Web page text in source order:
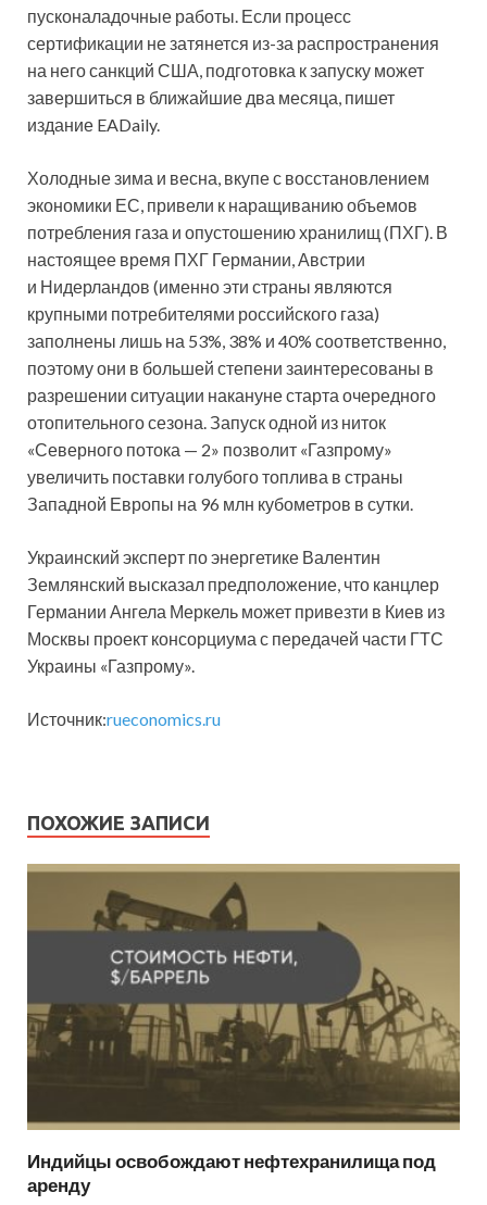
пусконаладочные работы. Если процесс
сертификации не затянется из-за распространения
на него санкций США, подготовка к запуску может
завершиться в ближайшие два месяца, пишет
издание EADaily.
Холодные зима и весна, вкупе с восстановлением
экономики ЕС, привели к наращиванию объемов
потребления газа и опустошению хранилищ (ПХГ). В
настоящее время ПХГ Германии, Австрии
и Нидерландов (именно эти страны являются
крупными потребителями российского газа)
заполнены лишь на 53%, 38% и 40% соответственно,
поэтому они в большей степени заинтересованы в
разрешении ситуации накануне старта очередного
отопительного сезона. Запуск одной из ниток
«Северного потока — 2» позволит «Газпрому»
увеличить поставки голубого топлива в страны
Западной Европы на 96 млн кубометров в сутки.
Украинский эксперт по энергетике Валентин
Землянский высказал предположение, что канцлер
Германии Ангела Меркель может привезти в Киев из
Москвы проект консорциума с передачей части ГТС
Украины «Газпрому».
Источник:rueconomics.ru
ПОХОЖИЕ ЗАПИСИ
Индийцы освобождают нефтехранилища под
аренду